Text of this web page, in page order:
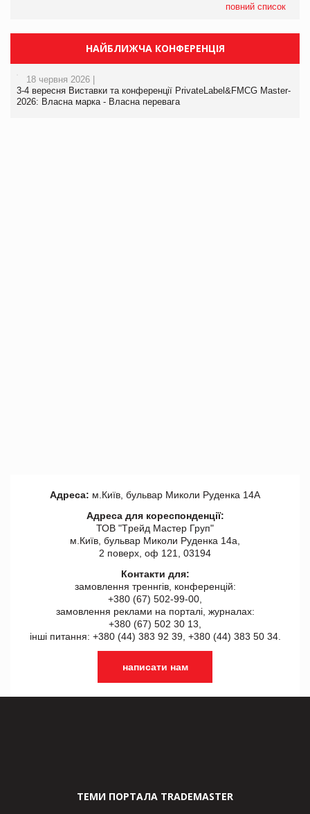
повний список
НАЙБЛИЖЧА КОНФЕРЕНЦІЯ
18 червня 2026 |
3-4 вересня Виставки та конференції PrivateLabel&FMCG Master-
2026: Власна марка - Власна перевага
Адреса: м.Київ, бульвар Миколи Руденка 14А
Адреса для кореспонденції:
ТОВ "Tрейд Мастер Груп"
м.Київ, бульвар Миколи Руденка 14а,
2 поверх, оф 121, 03194
Контакти для:
замовлення треннгів, конференцій:
+380 (67) 502-99-00,
замовлення реклами на порталі, журналах:
+380 (67) 502 30 13,
інші питання: +380 (44) 383 92 39, +380 (44) 383 50 34.
написати нам
ТЕМИ ПОРТАЛА TRADEMASTER